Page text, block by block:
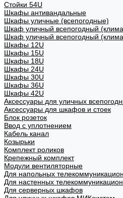
Стойки 54U
Шкафы антивандальные
Шкафы уличные (всепогодные)
Шкаф уличный всепогодный
Шкаф уличный всепогодный
Шкафы 12U
Шкафы 15U
Шкафы 18U
Шкафы 24U
Шкафы 30U
Шкафы 36U
Шкафы 42U
Аксессуары для уличных
Аксессуары для шкафов и стоек
Блок розеток
Ввод с уплотнением
Кабель канал
Козырьки
Комплект роликов
Крепежный комплект
Модули вентиляторные
Для напольных
Для настенных
Для серверных шкафов